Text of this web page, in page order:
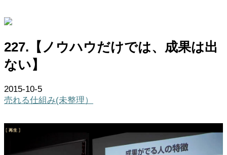
227.【ノウハウだけでは、成果は出
ない】
2015-10-5
売れる仕組み(未整理）